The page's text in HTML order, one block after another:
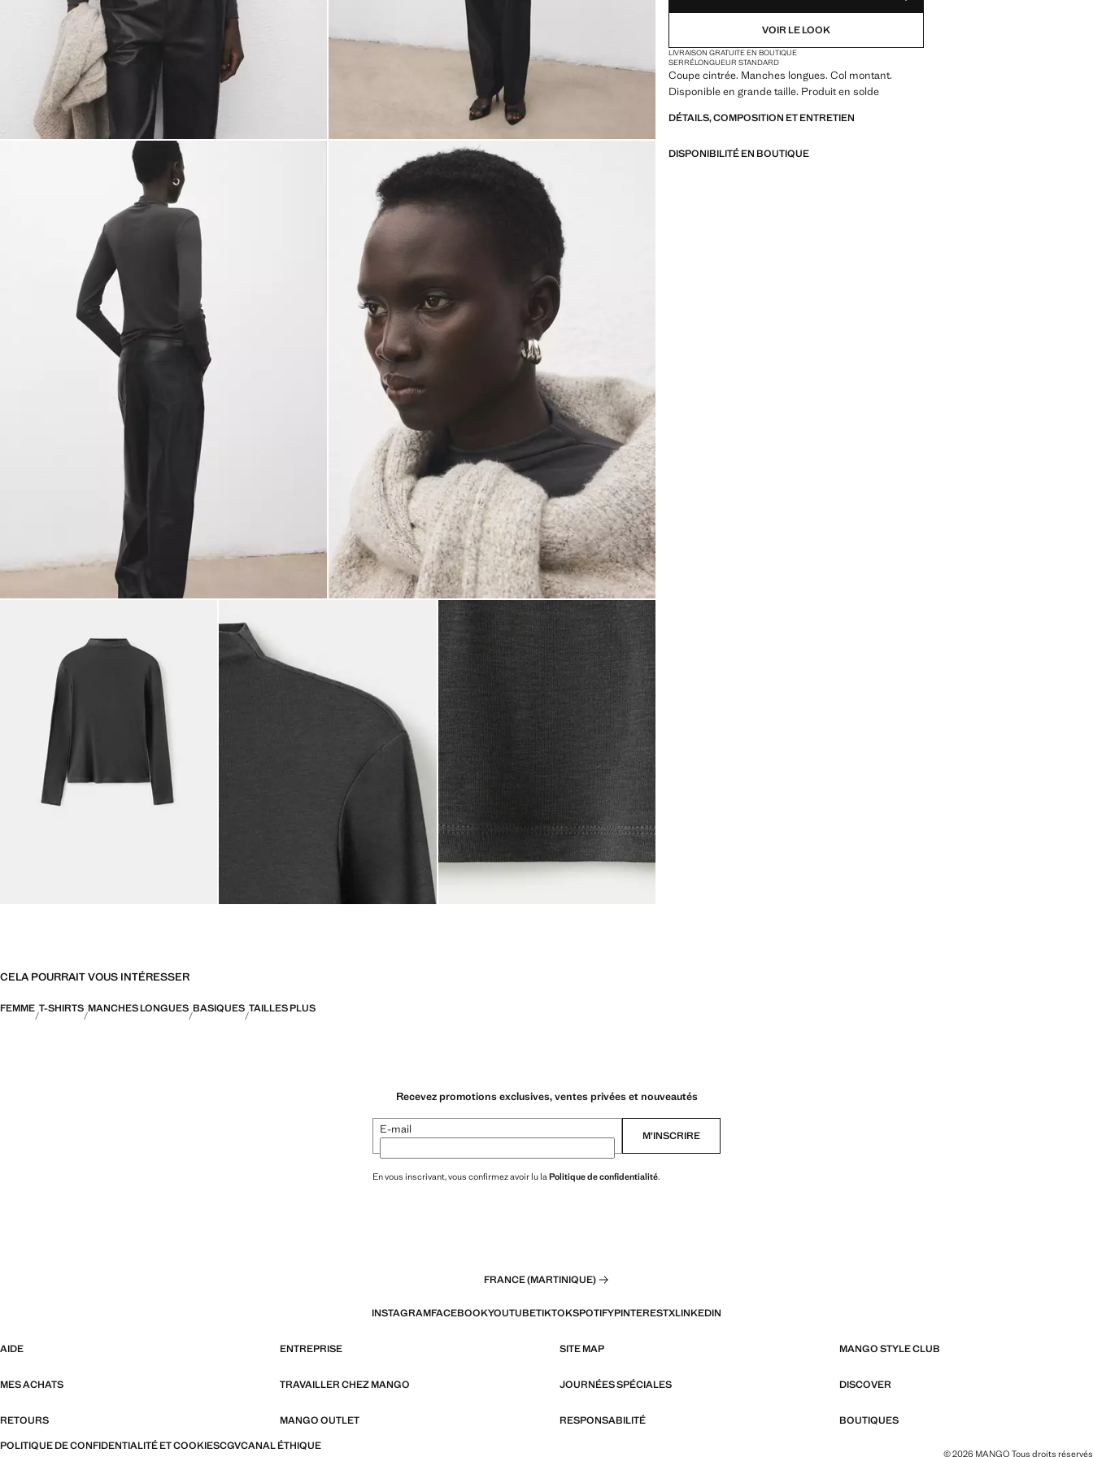
VOIR LE LOOK
LIVRAISON GRATUITE EN BOUTIQUE
SERRÉLONGUEUR STANDARD
Coupe cintrée. Manches longues. Col montant.
Disponible en grande taille. Produit en solde
DÉTAILS, COMPOSITION ET ENTRETIEN
DISPONIBILITÉ EN BOUTIQUE
CELA POURRAIT VOUS INTÉRESSER
FEMME T-SHIRTS MANCHES LONGUES BASIQUES TAILLES PLUS
Recevez promotions exclusives, ventes privées et nouveautés
E-mail M’INSCRIRE
En vous inscrivant, vous confirmez avoir lu laPolitique de confidentialité.
FRANCE (MARTINIQUE)
INSTAGRAMFACEBOOKYOUTUBETIKTOKSPOTIFYPINTERESTXLINKEDIN
AIDE ENTREPRISE SITE MAP MANGO STYLE CLUB
MES ACHATS TRAVAILLER CHEZ MANGO JOURNÉES SPÉCIALES DISCOVER
RETOURS MANGO OUTLET RESPONSABILITÉ
BOUTIQUES
POLITIQUE DE CONFIDENTIALITÉ ET COOKIESCGVCANAL ÉTHIQUE
© 2026 MANGO Tous droits réservés